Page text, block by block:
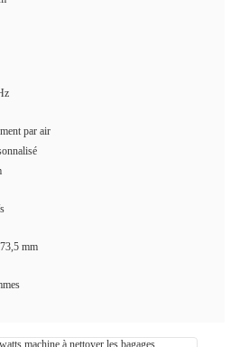
par air
mm